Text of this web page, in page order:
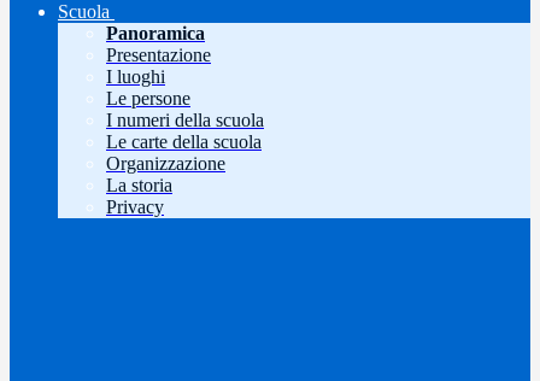
Scuola
Panoramica
Presentazione
I luoghi
Le persone
I numeri della scuola
Le carte della scuola
Organizzazione
La storia
Privacy